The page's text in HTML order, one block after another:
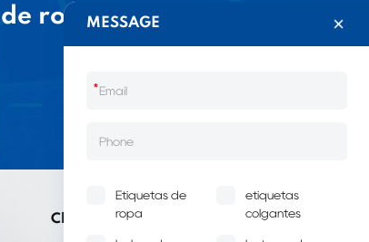
ropa
China LIJIE
MESSAGE
*
Etiquetas de
ropa
etiquetas
colgantes